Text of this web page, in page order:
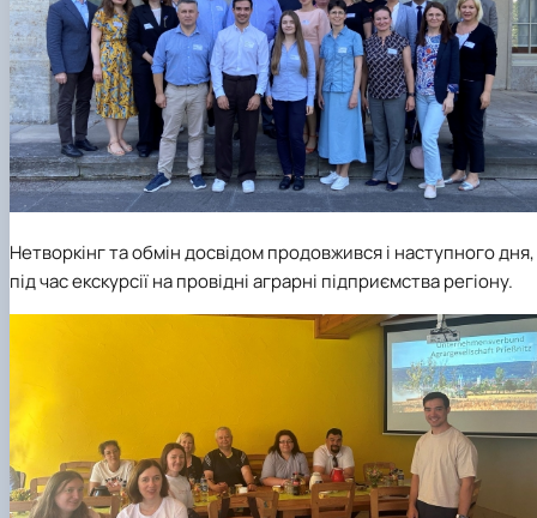
Нетворкінг та обмін досвідом продовжився і наступного дня,
під час екскурсії на провідні аграрні підприємства регіону.